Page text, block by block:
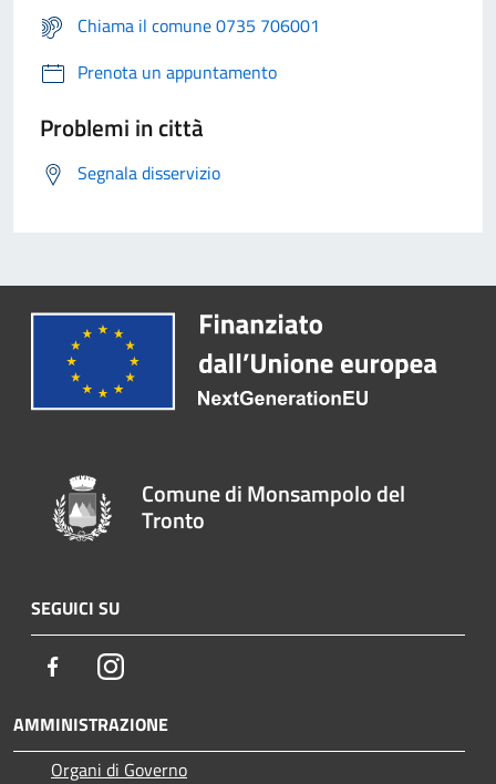
Chiama il comune 0735 706001
Prenota un appuntamento
Problemi in città
Segnala disservizio
Comune di Monsampolo del
Tronto
SEGUICI SU
FacebookInstagram
AMMINISTRAZIONE
Organi di Governo